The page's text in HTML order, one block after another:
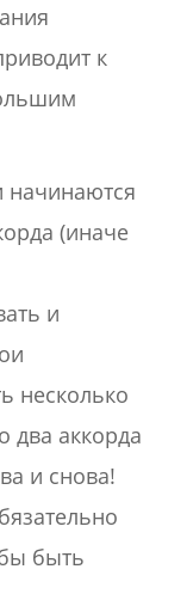
к
начинаются
(иначе
и
несколько
два аккорда
и снова!
быть